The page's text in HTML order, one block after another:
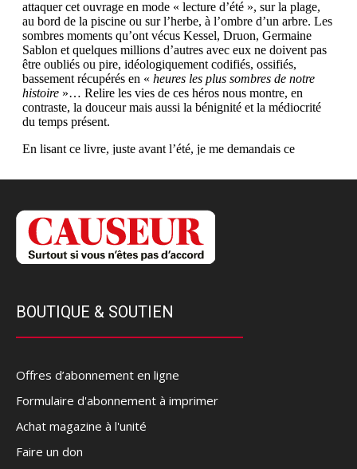
BOUTIQUE & SOUTIEN
Offres d’abonnement en ligne
Formulaire d'abonnement à imprimer
Achat magazine à l'unité
Faire un don